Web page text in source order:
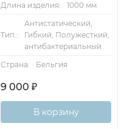
Длина изделия:
1000 мм
Тип.:
Антистатический,
Гибкий, Полужесткий,
антибактериальный
Страна:
Бельгия
9 000 ₽
В корзину